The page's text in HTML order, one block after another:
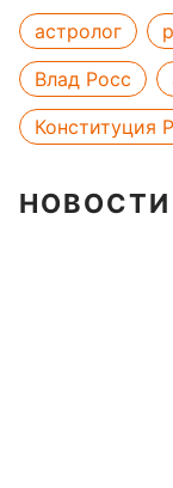
астролог
Влад Росс
Конституция
НОВОСТИ